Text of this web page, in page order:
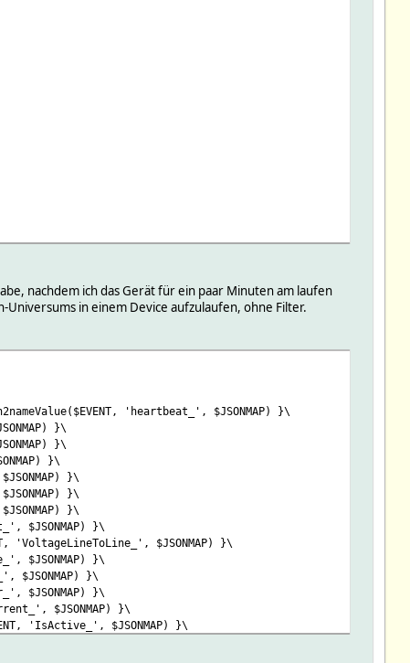
nachdem ich das Gerät für ein paar Minuten am laufen
in einem Device aufzulaufen, ohne Filter.
'heartbeat_', $JSONMAP) }\
}\
}\
}\
}\
}\
}\
$JSONMAP) }\
'VoltageLineToLine_', $JSONMAP) }\
$JSONMAP) }\
$JSONMAP) }\
$JSONMAP) }\
$JSONMAP) }\
'IsActive_', $JSONMAP) }\